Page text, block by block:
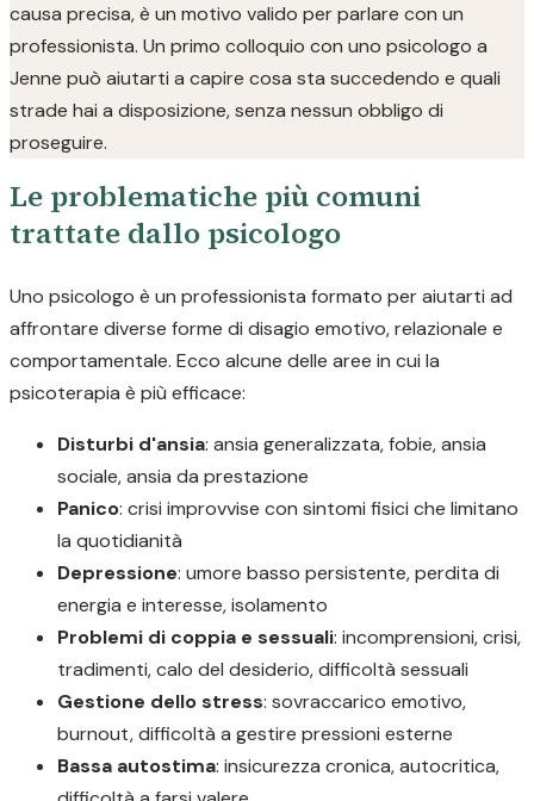
causa precisa, è un motivo valido per parlare con un
professionista. Un primo colloquio con uno psicologo a
Jenne può aiutarti a capire cosa sta succedendo e quali
strade hai a disposizione, senza nessun obbligo di
proseguire.
Le problematiche più comuni
trattate dallo psicologo
Uno psicologo è un professionista formato per aiutarti ad
affrontare diverse forme di disagio emotivo, relazionale e
comportamentale. Ecco alcune delle aree in cui la
psicoterapia è più efficace:
Disturbi d'ansia: ansia generalizzata, fobie, ansia
sociale, ansia da prestazione
Panico: crisi improvvise con sintomi fisici che limitano
la quotidianità
Depressione: umore basso persistente, perdita di
energia e interesse, isolamento
Problemi di coppia e sessuali: incomprensioni, crisi,
tradimenti, calo del desiderio, difficoltà sessuali
Gestione dello stress: sovraccarico emotivo,
burnout, difficoltà a gestire pressioni esterne
Bassa autostima: insicurezza cronica, autocritica,